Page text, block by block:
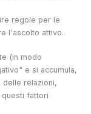
regole per le
l'ascolto attivo.
(in modo
e si accumula,
delle relazioni,
fattori